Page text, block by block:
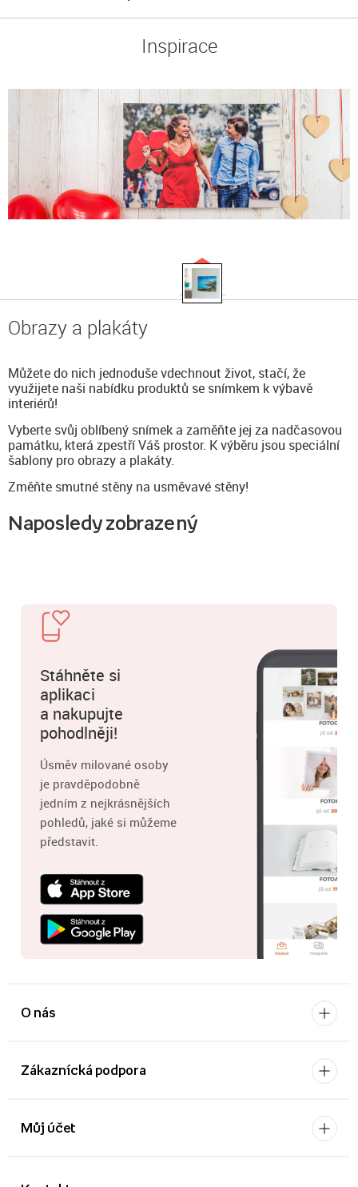
Inspirace
Obrazy a plakáty
Můžete do nich jednoduše vdechnout život, stačí, že
využijete naši nabídku produktů se snímkem k výbavě
interiérů!
Vyberte svůj oblíbený snímek a zaměňte jej za nadčasovou
památku, která zpestří Váš prostor. K výběru jsou speciální
šablony pro obrazy a plakáty.
Změňte smutné stěny na usměvavé stěny!
Naposledy zobrazený
Stáhněte si
aplikaci
a nakupujte
pohodlněji!
Úsměv milované osoby
je pravděpodobně
jedním z nejkrásnějších
pohledů, jaké si můžeme
představit.
O nás
Zákaznícká podpora
Můj účet